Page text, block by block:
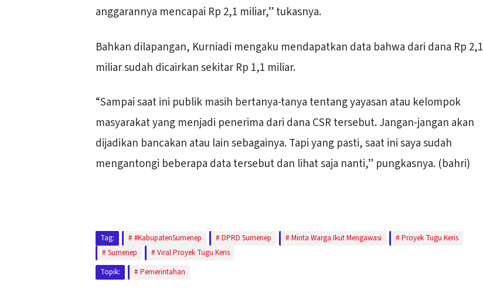
anggarannya mencapai Rp 2,1 miliar,” tukasnya.
Bahkan dilapangan, Kurniadi mengaku mendapatkan data bahwa dari dana Rp 2,1
miliar sudah dicairkan sekitar Rp 1,1 miliar.
“Sampai saat ini publik masih bertanya-tanya tentang yayasan atau kelompok
masyarakat yang menjadi penerima dari dana CSR tersebut. Jangan-jangan akan
dijadikan bancakan atau lain sebagainya. Tapi yang pasti, saat ini saya sudah
mengantongi beberapa data tersebut dan lihat saja nanti,” pungkasnya. (bahri)
Tag: #KabupatenSumenep DPRD Sumenep Minta Warga Ikut Mengawasi
Proyek Tugu Keris
Sumenep
Viral Proyek Tugu Keris
Topik:
Pemerintahan